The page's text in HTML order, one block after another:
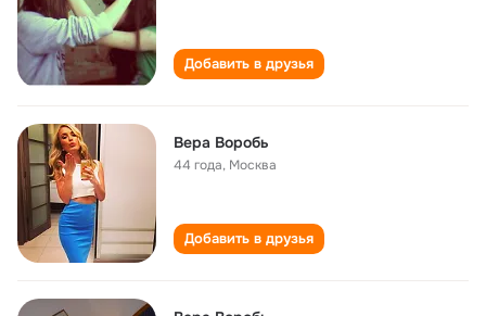
Добавить в друзья
Вера Воробь
44 года, Москва
Добавить в друзья